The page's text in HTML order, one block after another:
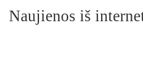
Naujienos iš